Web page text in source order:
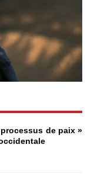
de paix »